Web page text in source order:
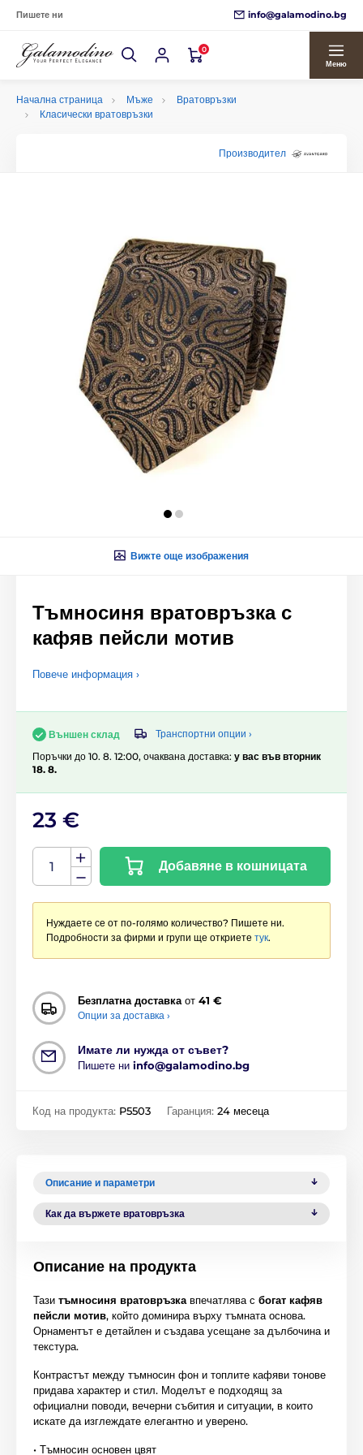
Пишете ни info@galamodino.bg
0
Меню
Начална страница Мъже
Вратовръзки
Класически вратовръзки
Производител
Вижте още изображения
Тъмносиня вратовръзка с
кафяв пейсли мотив
Повече информация ›
Външен склад
Транспортни опции ›
Поръчки до 10. 8. 12:00, очаквана доставка: у вас във вторник
18. 8.
23 €
Добавяне в кошницата
Нуждаете се от по-голямо количество? Пишете ни.
Подробности за фирми и групи ще откриете тук.
Безплатна доставкаот 41 €
Опции за доставка ›
Имате ли нужда от съвет?
Пишете ни info@galamodino.bg
Код на продукта: P5503 Гаранция: 24 месеца
Описание и параметри
Как да вържете вратовръзка
Описание на продукта
Тази тъмносиня вратовръзка впечатлява с богат кафяв
пейсли мотив, който доминира върху тъмната основа.
Орнаментът е детайлен и създава усещане за дълбочина и
текстура.
Контрастът между тъмносин фон и топлите кафяви тонове
придава характер и стил. Моделът е подходящ за
официални поводи, вечерни събития и ситуации, в които
искате да изглеждате елегантно и уверено.
• Тъмносин основен цвят